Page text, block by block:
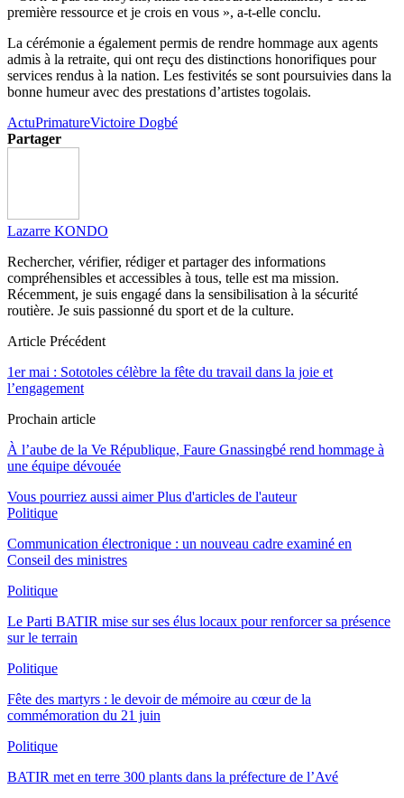
première ressource et je crois en vous », a-t-elle conclu.
La cérémonie a également permis de rendre hommage aux agents
admis à la retraite, qui ont reçu des distinctions honorifiques pour
services rendus à la nation. Les festivités se sont poursuivies dans la
bonne humeur avec des prestations d’artistes togolais.
ActuPrimatureVictoire Dogbé
Partager
Lazarre KONDO
Rechercher, vérifier, rédiger et partager des informations
compréhensibles et accessibles à tous, telle est ma mission.
Récemment, je suis engagé dans la sensibilisation à la sécurité
routière. Je suis passionné du sport et de la culture.
Article Précédent
1er mai : Sototoles célèbre la fête du travail dans la joie et
l’engagement
Prochain article
À l’aube de la Ve République, Faure Gnassingbé rend hommage à
une équipe dévouée
Vous pourriez aussi aimer Plus d'articles de l'auteur
Politique
Communication électronique : un nouveau cadre examiné en
Conseil des ministres
Politique
Le Parti BATIR mise sur ses élus locaux pour renforcer sa présence
sur le terrain
Politique
Fête des martyrs : le devoir de mémoire au cœur de la
commémoration du 21 juin
Politique
BATIR met en terre 300 plants dans la préfecture de l’Avé